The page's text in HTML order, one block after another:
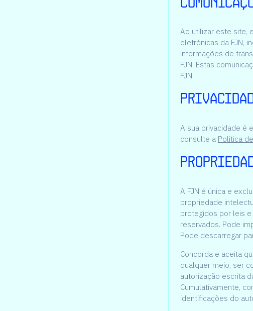
Ao utilizar este site,
eletrónicas da FJN,
informações de
FJN. Estas
FJN.
A sua privacidade é
consulte a Política
A FJN é única e
propriedade
protegidos por leis
reservados. Pode
Pode descarregar
Concorda e aceita
qualquer meio, ser
autorização escrita
Cumulativamente,
identificações do